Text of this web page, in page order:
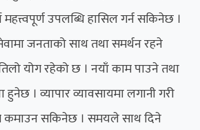
उपलब्धि हासिल गर्न सकिनेछ ।
जनताको साथ तथा समर्थन रहने
योग रहेको छ । नयाँ काम पाउने तथा
हुनेछ । व्यापार व्यावसायमा लगानी गरी
कमाउन सकिनेछ । समयले साथ दिने